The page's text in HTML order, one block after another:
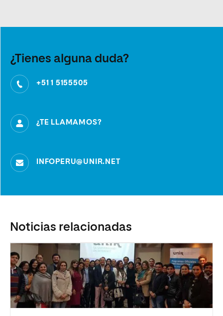
¿Tienes alguna duda?
+51 1 5155505
¿TE LLAMAMOS?
INFOPERU@UNIR.NET
Noticias relacionadas